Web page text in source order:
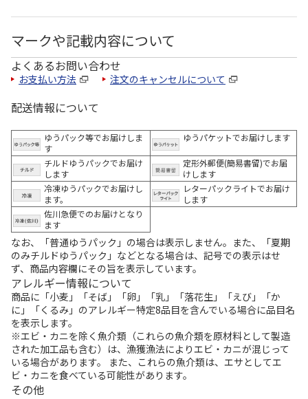
マークや記載内容について
よくあるお問い合わせ
お支払い方法 注文のキャンセルについて
配送情報について
ゆうパック等でお届けしま
す
ゆうパケットでお届けします
チルドゆうパックでお届け
します
定形外郵便(簡易書留)でお届
けします
冷凍ゆうパックでお届けし
ます。
レターパックライトでお届け
します
佐川急便でのお届けとなり
ます
なお、「普通ゆうパック」の場合は表示しません。また、「夏期
のみチルドゆうパック」などとなる場合は、記号での表示はせ
ず、商品内容欄にその旨を表示しています。
アレルギー情報について
商品に「小麦」「そば」「卵」「乳」「落花生」「えび」「か
に」「くるみ」のアレルギー特定8品目を含んでいる場合に品目名
を表示します。
※エビ・カニを除く魚介類（これらの魚介類を原材料として製造
された加工品も含む）は、漁獲漁法によりエビ・カニが混じって
いる場合があります。 また、これらの魚介類は、エサとしてエ
ビ・カニを食べている可能性があります。
その他